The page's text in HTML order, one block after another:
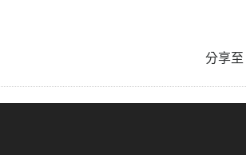
分享至